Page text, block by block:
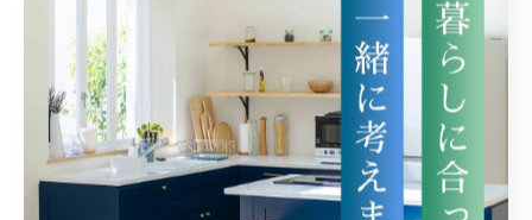
POSTS
2025/11/05
千葉市・市川市のリフォームはリフォルマまで！リフォーム全般OK